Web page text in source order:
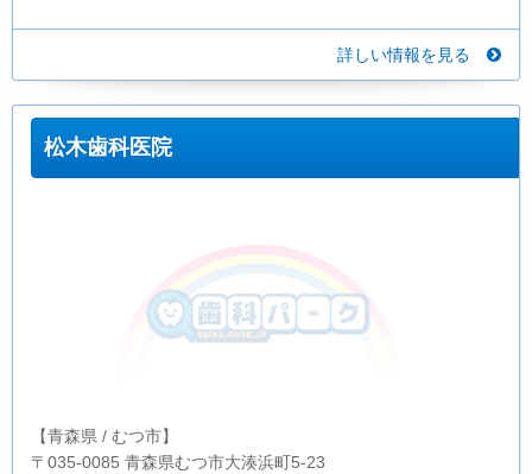
詳しい情報を見る
松木歯科医院
【青森県 / むつ市】
〒035-0085 青森県むつ市大湊浜町5-23